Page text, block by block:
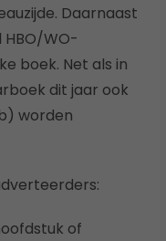
Daarnaast
WO-
boek. Net als in
dit jaar ook
worden
of